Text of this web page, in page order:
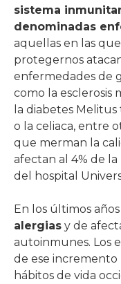
sistema
denominadas
aquellas en las
protegernos
enfermedades de
como la esclerosis
la diabetes
o la celiaca, entre
que merman la
afectan al 4% de
del hospital
En los últimos
alergias y de
autoinmunes. Los
de ese
hábitos de vida